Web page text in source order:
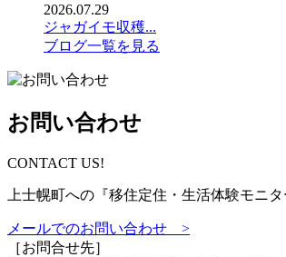
2026.07.29
ジャガイモ収穫...
ブログ一覧を見る
お問い合わせ
CONTACT US!
上士幌町への『移住定住・生活体験モニ
メールでのお問い合わせ >
［お問合せ先］